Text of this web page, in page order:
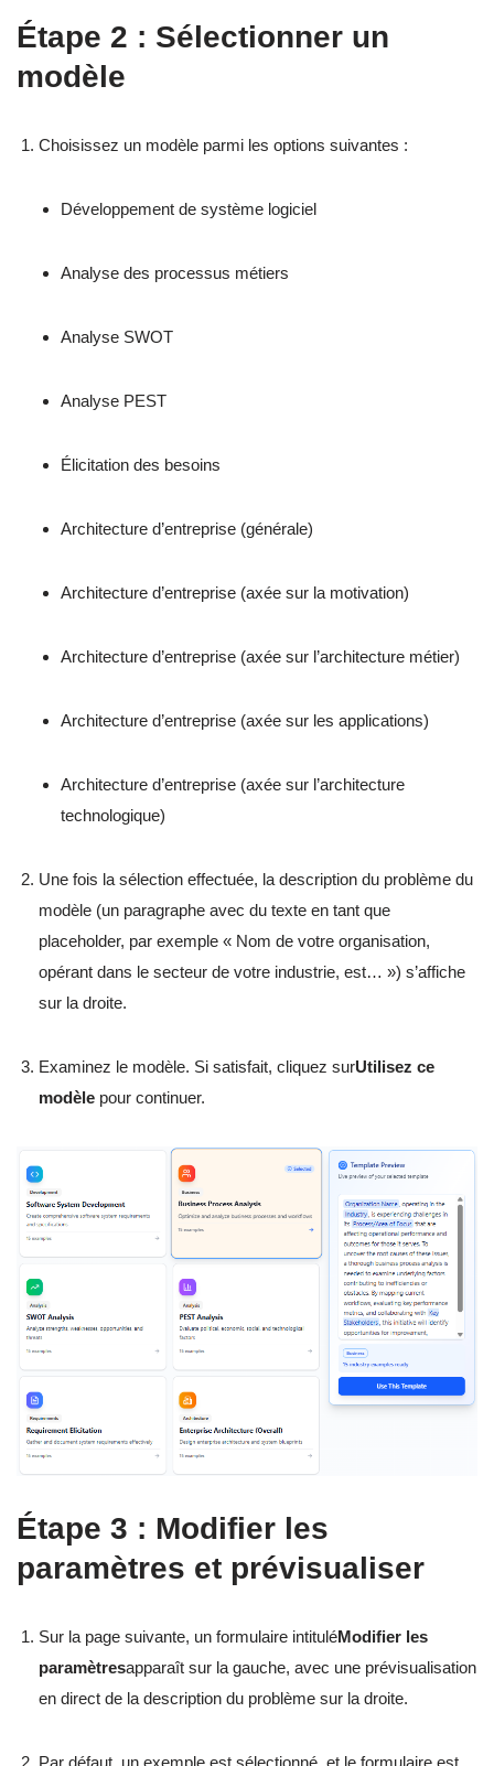
Étape 2 : Sélectionner un
modèle
Choisissez un modèle parmi les options suivantes :
Développement de système logiciel
Analyse des processus métiers
Analyse SWOT
Analyse PEST
Élicitation des besoins
Architecture d’entreprise (générale)
Architecture d’entreprise (axée sur la motivation)
Architecture d’entreprise (axée sur l’architecture métier)
Architecture d’entreprise (axée sur les applications)
Architecture d’entreprise (axée sur l’architecture
technologique)
Une fois la sélection effectuée, la description du problème du
modèle (un paragraphe avec du texte en tant que
placeholder, par exemple « Nom de votre organisation,
opérant dans le secteur de votre industrie, est… ») s’affiche
sur la droite.
Examinez le modèle. Si satisfait, cliquez surUtilisez ce
modèle pour continuer.
Étape 3 : Modifier les
paramètres et prévisualiser
Sur la page suivante, un formulaire intituléModifier les
paramètresapparaît sur la gauche, avec une prévisualisation
en direct de la description du problème sur la droite.
Par défaut, un exemple est sélectionné, et le formulaire est